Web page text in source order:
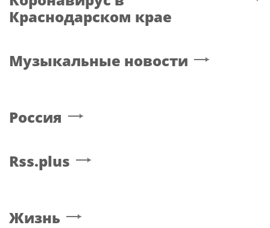
Краснодарском крае
Музыкальные новости
Россия
Rss.plus
Жизнь